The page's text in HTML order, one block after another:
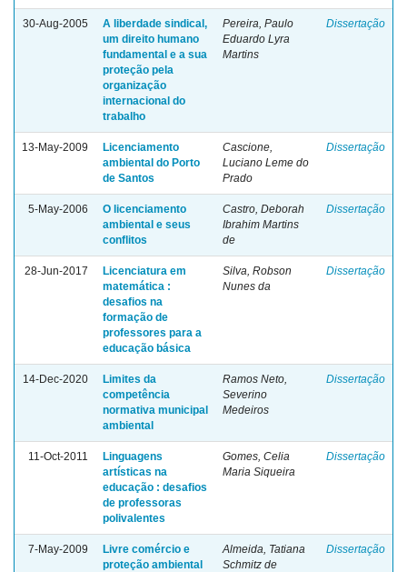
30-Aug-2005
A liberdade sindical,
um direito humano
fundamental e a sua
proteção pela
organização
internacional do
trabalho
Pereira, Paulo
Eduardo Lyra
Martins
Dissertação
13-May-2009
Licenciamento
ambiental do Porto
de Santos
Cascione,
Luciano Leme do
Prado
Dissertação
5-May-2006
O licenciamento
ambiental e seus
conflitos
Castro, Deborah
Ibrahim Martins
de
Dissertação
28-Jun-2017
Licenciatura em
matemática :
desafios na
formação de
professores para a
educação básica
Silva, Robson
Nunes da
Dissertação
14-Dec-2020
Limites da
competência
normativa municipal
ambiental
Ramos Neto,
Severino
Medeiros
Dissertação
11-Oct-2011
Linguagens
artísticas na
educação : desafios
de professoras
polivalentes
Gomes, Celia
Maria Siqueira
Dissertação
7-May-2009
Livre comércio e
proteção ambiental
Almeida, Tatiana
Schmitz de
Dissertação